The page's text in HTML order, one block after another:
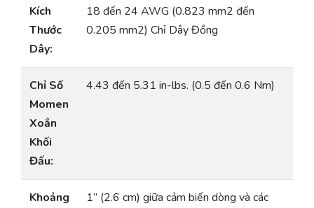
Kích
Thước
Dây:
18 đến 24 AWG (0.823 mm2 đến
0.205 mm2) Chỉ Dây Đồng
Chỉ Số
Momen
Xoắn
Khối
Đấu:
4.43 đến 5.31 in-lbs. (0.5 đến 0.6 Nm)
Khoảng
1” (2.6 cm) giữa cảm biến dòng và các